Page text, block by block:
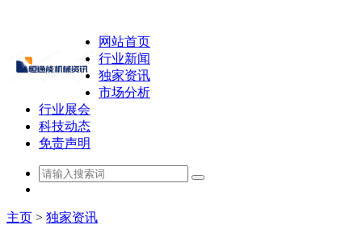
网站首页
行业新闻
独家资讯
市场分析
行业展会
科技动态
免责声明
主页 > 独家资讯